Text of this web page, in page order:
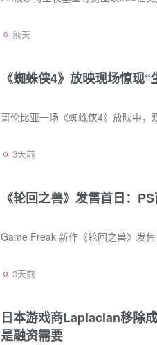
前天
《蜘蛛侠4》放映现场惊现
3天前
《轮回之兽》发售首日：
3天前
日本游戏商Laplacian移除
是融资需要